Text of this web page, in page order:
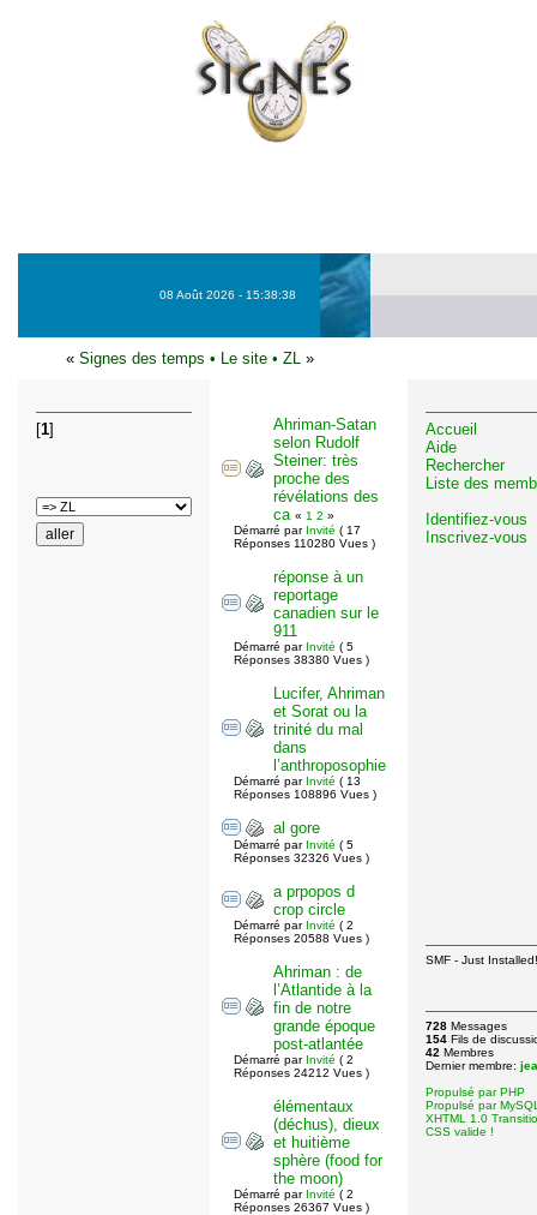
08 Août 2026 - 15:38:38
« Signes des temps • Le site • ZL »
[1]
Ahriman-Satan
selon Rudolf
Steiner: très
proche des
révélations des
ca « 1 2 »
Démarré par Invité ( 17
Réponses 110280 Vues )
réponse à un
reportage
canadien sur le
911
Démarré par Invité ( 5
Réponses 38380 Vues )
Lucifer, Ahriman
et Sorat ou la
trinité du mal
dans
l’anthroposophie
Démarré par Invité ( 13
Réponses 108896 Vues )
al gore
Démarré par Invité ( 5
Réponses 32326 Vues )
a prpopos d
crop circle
Démarré par Invité ( 2
Réponses 20588 Vues )
Ahriman : de
l’Atlantide à la
fin de notre
grande époque
post-atlantée
Démarré par Invité ( 2
Réponses 24212 Vues )
élémentaux
(déchus), dieux
et huitième
sphère (food for
the moon)
Démarré par Invité ( 2
Réponses 26367 Vues )
Accueil
Aide
Rechercher
Liste des
Identifiez-vous
Inscrivez-vous
SMF - Just Installed!
728 Messages
154 Fils de
42 Membres
Dernier membre:
Propulsé par PHP
Propulsé par
XHTML 1.0
CSS valide !